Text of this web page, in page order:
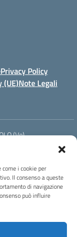
i cookie per
Il consenso a queste
di navigazione
può influire
Privacy Policy
(UE)Note Legali
(Ve)
istsc_verh020008
e l'ospitalità